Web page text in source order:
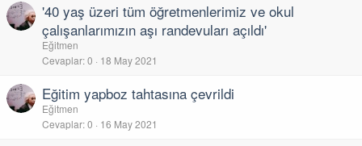
'40 yaş üzeri tüm öğretmenlerimiz ve okul
çalışanlarımızın aşı randevuları açıldı'
Eğitmen
Cevaplar 0 18 May 2021
Eğitim yapboz tahtasına çevrildi
Eğitmen
Cevaplar 0 16 May 2021